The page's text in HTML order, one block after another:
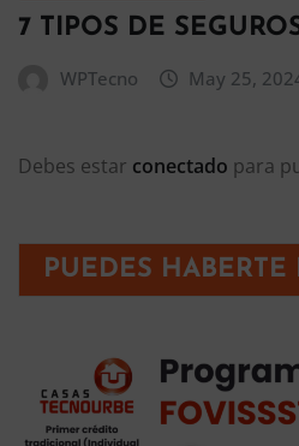
7 TIPOS DE
WPTecno May 25,
Debes estar conectado para
PUEDES HABERTE